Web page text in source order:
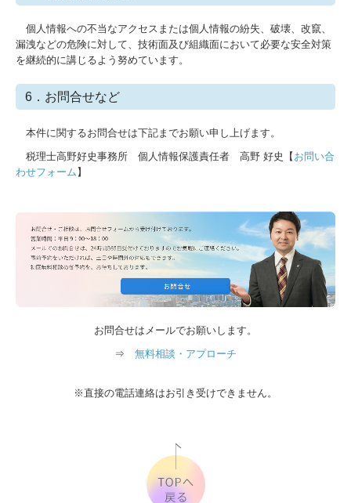
個人情報への不当なアクセスまたは個人情報の紛失、破壊、改竄、
漏洩などの危険に対して、技術面及び組織面において必要な安全対策
を継続的に講じるよう努めています。
6．お問合せなど
本件に関するお問合せは下記までお願い申し上げます。
税理士高野好史事務所 個人情報保護責任者 高野 好史【お問い合
わせフォーム】
お問合せはメールでお願いします。
⇒ 無料相談・アプローチ
※直接の電話連絡はお引き受けできません。